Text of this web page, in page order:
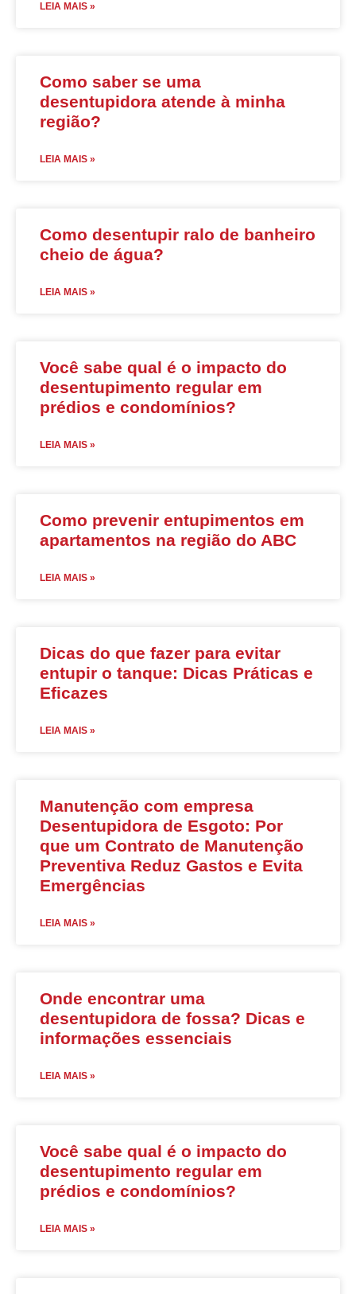
LEIA MAIS »
Como saber se uma
desentupidora atende à minha
região?
LEIA MAIS »
Como desentupir ralo de banheiro
cheio de água?
LEIA MAIS »
Você sabe qual é o impacto do
desentupimento regular em
prédios e condomínios?
LEIA MAIS »
Como prevenir entupimentos em
apartamentos na região do ABC
LEIA MAIS »
Dicas do que fazer para evitar
entupir o tanque: Dicas Práticas e
Eficazes
LEIA MAIS »
Manutenção com empresa
Desentupidora de Esgoto: Por
que um Contrato de Manutenção
Preventiva Reduz Gastos e Evita
Emergências
LEIA MAIS »
Onde encontrar uma
desentupidora de fossa? Dicas e
informações essenciais
LEIA MAIS »
Você sabe qual é o impacto do
desentupimento regular em
prédios e condomínios?
LEIA MAIS »